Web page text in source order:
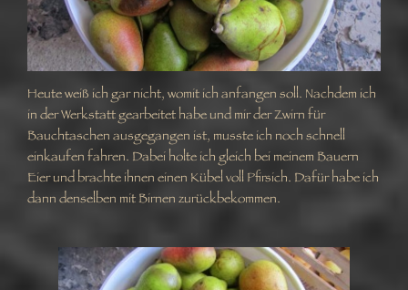
Heute weiß ich gar nicht, womit ich anfangen soll. Nachdem ich
in der Werkstatt gearbeitet habe und mir der Zwirn für
Bauchtaschen ausgegangen ist, musste ich noch schnell
einkaufen fahren. Dabei holte ich gleich bei meinem Bauern
Eier und brachte ihnen einen Kübel voll Pfirsich. Dafür habe ich
dann denselben mit Birnen zurückbekommen.